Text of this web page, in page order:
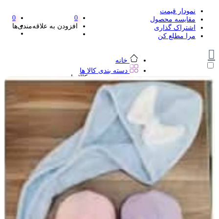
نمودار قیمت
مقایسه محصول
اشتراک گذاری
مرا مطلع کن
0
افزودن به علاقه‌مندی‌ها
0
خانه
دسته بندی کالا ها
دسته بندی کالا ها
لوازم تحریر و هنر
لوازم تحریر و هنر
مداد
پاک کن و غلط گیر
مداد تراش
اتود و نوک
روان نویس فانتزی
خودکار و خودکار فشاری
ماژیک ها
دفترچه یادداشت
استیک نوت
خط کش و گونیا
کیف غذا
کوله پشتی
چسب
کاتر فانتزی